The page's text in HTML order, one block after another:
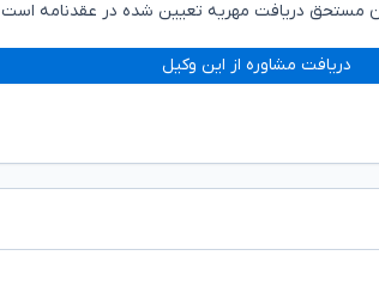
مستحق دریافت مهریه تعیین شده در عقدنامه است
دریافت مشاوره از این وکیل